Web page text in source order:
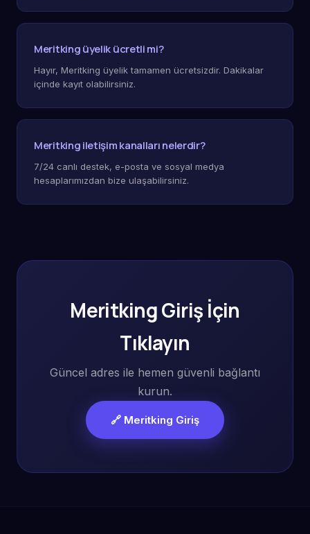
Meritking üyelik ücretli mi?
Hayır, Meritking üyelik tamamen ücretsizdir. Dakikalar
içinde kayıt olabilirsiniz.
Meritking iletişim kanalları nelerdir?
7/24 canlı destek, e-posta ve sosyal medya
hesaplarımızdan bize ulaşabilirsiniz.
Meritking Giriş İçin
Tıklayın
Güncel adres ile hemen güvenli bağlantı
kurun.
🔗 Meritking Giriş